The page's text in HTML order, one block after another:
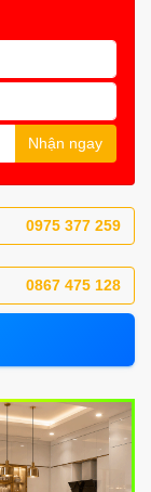
Nhận ngay
0975 377 259
0867 475 128